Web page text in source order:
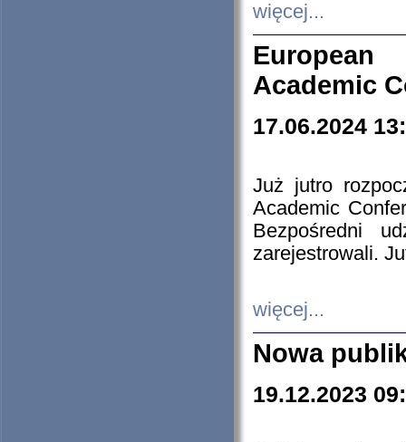
więcej...
European
Academic
17.06.2024
Już jutro
Academic
Bezpośredni
zarejestrowali.
więcej...
Nowa
19.12.2023